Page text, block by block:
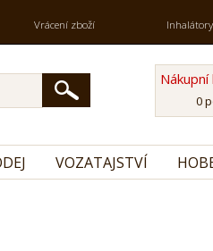
Vrácení zboží Inhalátory
Nákupní
0
VOZATAJSTVÍ